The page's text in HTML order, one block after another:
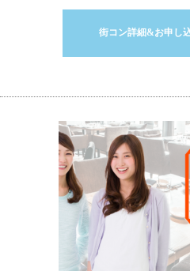
街コン詳細&お申し